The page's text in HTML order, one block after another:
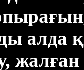
алда
жалған